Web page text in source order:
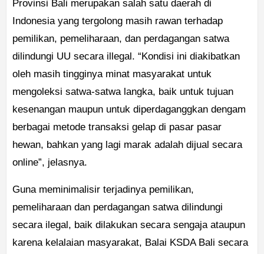
Provinsi Bali merupakan salah satu daerah di
Indonesia yang tergolong masih rawan terhadap
pemilikan, pemeliharaan, dan perdagangan satwa
dilindungi UU secara illegal. “Kondisi ini diakibatkan
oleh masih tingginya minat masyarakat untuk
mengoleksi satwa-satwa langka, baik untuk tujuan
kesenangan maupun untuk diperdaganggkan dengam
berbagai metode transaksi gelap di pasar pasar
hewan, bahkan yang lagi marak adalah dijual secara
online”, jelasnya.
Guna meminimalisir terjadinya pemilikan,
pemeliharaan dan perdagangan satwa dilindungi
secara ilegal, baik dilakukan secara sengaja ataupun
karena kelalaian masyarakat, Balai KSDA Bali secara